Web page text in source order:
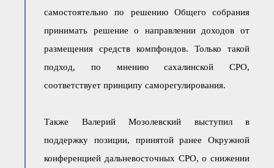
самостоятельно по решению Общего собрания
принимать решение о направлении доходов от
размещения средств компфондов. Только такой
подход, по мнению сахалинской СРО,
соответствует принципу саморегулирования.
Также Валерий Мозолевский выступил в
поддержку позиции, принятой ранее Окружной
конференцией дальневосточных СРО, о снижении